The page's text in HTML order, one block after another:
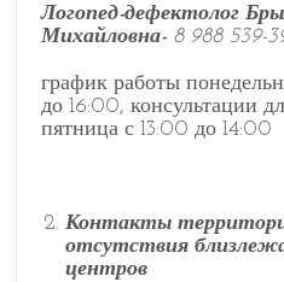
Логопед-дефектолог
Михайловна- 8 988 539-
график работы
до 16:00, консультации
пятница с 13:00 до 14:00
Контакты
отсутствия
центров